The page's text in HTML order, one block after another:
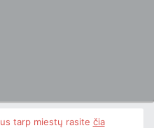
tarp miestų rasite čia